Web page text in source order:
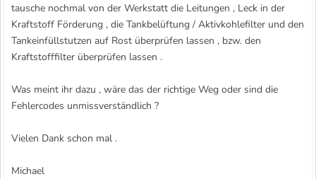
tausche nochmal von der Werkstatt die Leitungen , Leck in der
Kraftstoff Förderung , die Tankbelüftung / Aktivkohlefilter und den
Tankeinfüllstutzen auf Rost überprüfen lassen , bzw. den
Kraftstofffilter überprüfen lassen .
Was meint ihr dazu , wäre das der richtige Weg oder sind die
Fehlercodes unmissverständlich ?
Vielen Dank schon mal .
Michael